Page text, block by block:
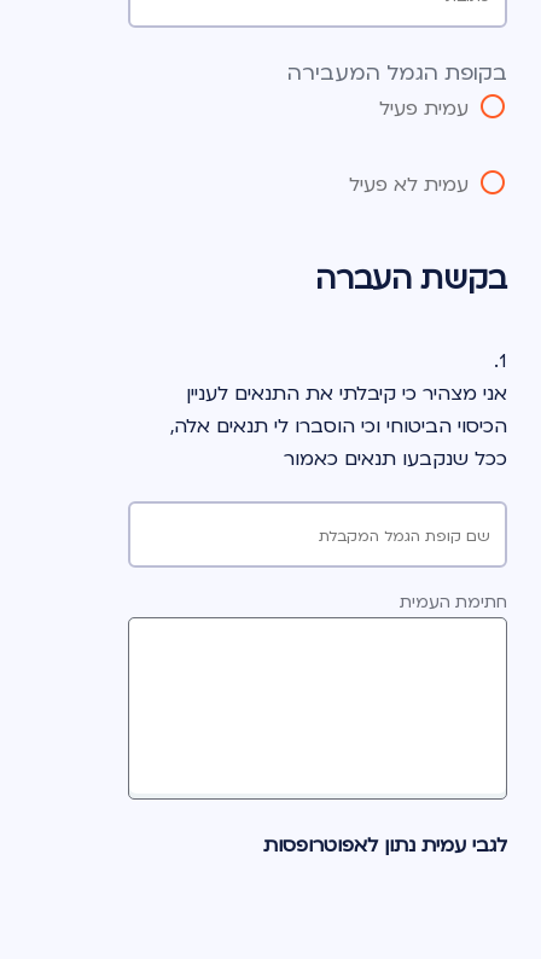
בקופת הגמל המעבירה
עמית פעיל
עמית לא פעיל
בקשת העברה
1.
ככל שנקבעו תנאים כאמור
שם קופת הגמל המקבלת
חתימת העמית
לגבי עמית נתון לאפוטרופסות